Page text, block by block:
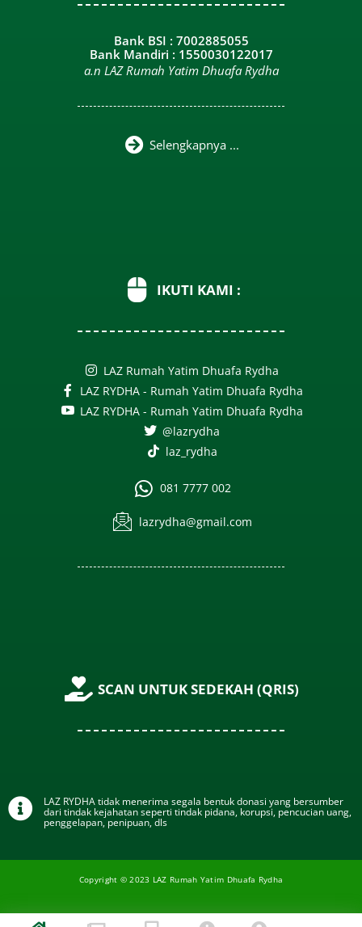
Bank BSI : 7002885055
Bank Mandiri : 1550030122017
a.n LAZ Rumah Yatim Dhuafa Rydha
Selengkapnya ...
IKUTI KAMI :
LAZ Rumah Yatim Dhuafa Rydha
LAZ RYDHA - Rumah Yatim Dhuafa Rydha
LAZ RYDHA - Rumah Yatim Dhuafa Rydha
@lazrydha
laz_rydha
081 7777 002
lazrydha@gmail.com
SCAN UNTUK SEDEKAH (QRIS)
LAZ RYDHA tidak menerima segala bentuk donasi yang bersumber
dari tindak kejahatan seperti tindak pidana, korupsi, pencucian uang,
penggelapan, penipuan, dls
Copyright © 2023 LAZ Rumah Yatim Dhuafa Rydha